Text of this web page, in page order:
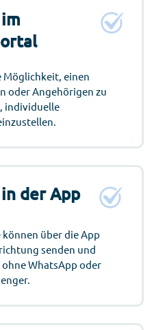
Möglichkeit, einen
oder Angehörigen zu
individuelle
der App
über die App
senden und
WhatsApp oder